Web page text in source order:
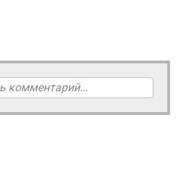
комментарий...